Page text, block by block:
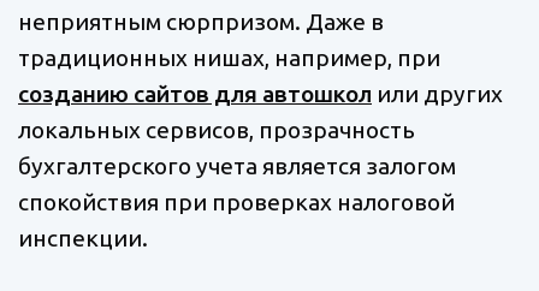
неприятным сюрпризом. Даже в
традиционных нишах, например, при
созданию сайтов для автошкол или других
локальных сервисов, прозрачность
бухгалтерского учета является залогом
спокойствия при проверках налоговой
инспекции.